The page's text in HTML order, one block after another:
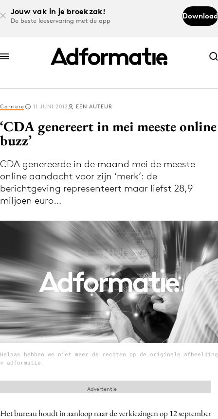
Jouw vak in je broekzak!
De beste leeservaring met de app
Download
Abonneer nu
Abonneer nu
Log in
Volg het laatste nieuws via de Adformatie
Nieuws app
Menu
Home
9 sept: GenAI-training
12 nov: MarketingLive!
Adverteren
Events
Vacatures
Partners
Topics
Carriere 11 JUNI 2012 EEN AUTEUR
‘CDA genereert in mei meeste online
buzz’
CDA genereerde in de maand mei de meeste
online aandacht voor zijn ‘merk’: de
berichtgeving representeert maar liefst 28,9
miljoen euro…
Helaas hebben we niet meer de rechten op de originele afbeelding
© adformatie
Het bureau houdt in aanloop naar de verkiezingen op 12 september
Advertentie